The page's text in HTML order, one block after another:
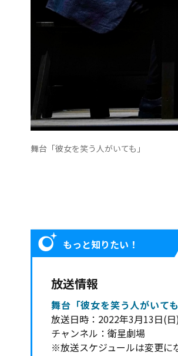
舞台「彼女を笑う人がいても」
もっと知りたい！
放送情報
舞台「彼女を笑う人がいても
放送日時：2022年3月13日(
チャンネル：衛星劇場
※放送スケジュールは変更に